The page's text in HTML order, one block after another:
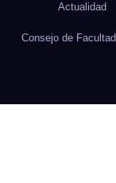
Actualidad
Consejo de Facultad